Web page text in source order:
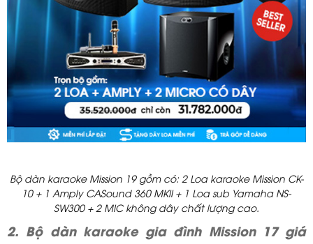
Bộ dàn karaoke Mission 19 gồm có: 2 Loa karaoke Mission CK-
10 + 1 Amply CASound 360 MKII + 1 Loa sub Yamaha NS-
SW300 + 2 MIC không dây chất lượng cao.
2. Bộ dàn karaoke gia đình Mission 17 giá